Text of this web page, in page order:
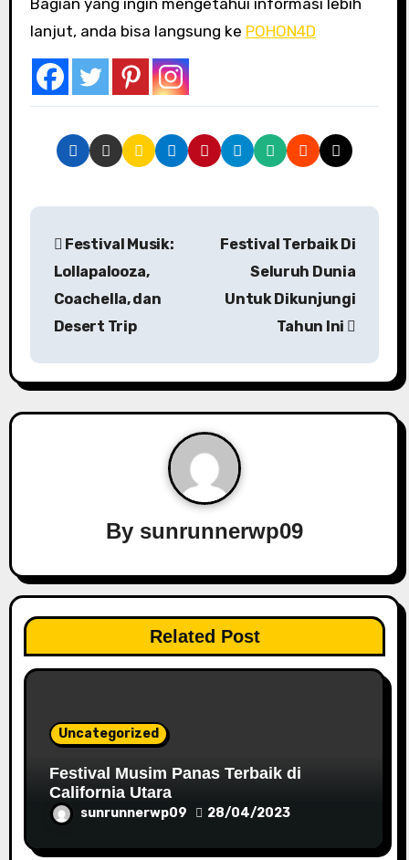
lanjut, anda bisa langsung ke POHON4D
n
a
t
o
Festival Musik:
Lollapalooza,
Coachella, dan
Desert Trip
Festival Terbaik Di
Seluruh Dunia
Untuk Dikunjungi
Tahun Ini
By sunrunnerwp09
Related Post
Uncategorized
Festival Musim Panas Terbaik di
California Utara
sunrunnerwp09 28/04/2023